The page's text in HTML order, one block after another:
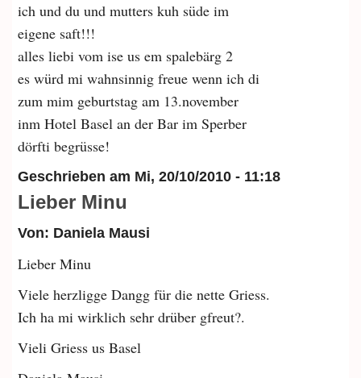
ich und du und mutters kuh süde im
eigene saft!!!
alles liebi vom ise us em spalebärg 2
es würd mi wahnsinnig freue wenn ich di
zum mim geburtstag am 13.november
inm Hotel Basel an der Bar im Sperber
dörfti begrüsse!
Geschrieben am Mi, 20/10/2010 - 11:18
Lieber Minu
Von: Daniela Mausi
Lieber Minu
Viele herzligge Dangg für die nette Griess.
Ich ha mi wirklich sehr drüber gfreut?.
Vieli Griess us Basel